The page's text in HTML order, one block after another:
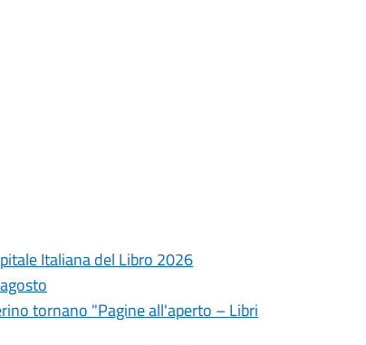
Italiana del Libro 2026
tornano "Pagine all'aperto – Libri